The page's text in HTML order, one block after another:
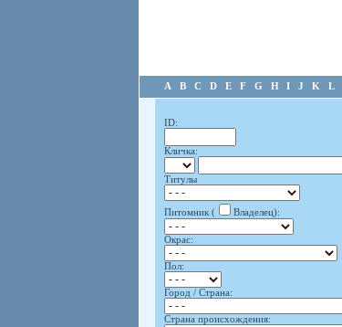
A B C D E F G H I J K L
ID:
Кличка:
Титулы
Питомник ( Владелец):
Окрас:
Пол:
Город / Страна:
Страна происхождения: